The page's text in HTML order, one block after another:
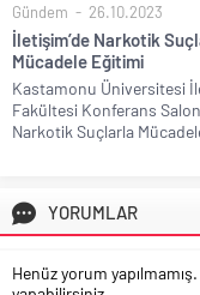
Gündem 26.10.2023
İletişim’de Narkotik
Mücadele Eğitimi
Kastamonu Üniversitesi
Fakültesi Konferans
Narkotik Suçlarla
YORUMLAR
Henüz yorum